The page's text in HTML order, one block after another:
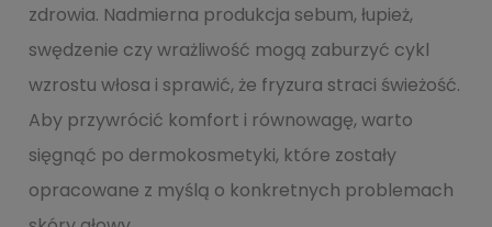
zdrowia. Nadmierna produkcja sebum, łupież,
swędzenie czy wrażliwość mogą zaburzyć cykl
wzrostu włosa i sprawić, że fryzura straci świeżość.
Aby przywrócić komfort i równowagę, warto
sięgnąć po dermokosmetyki, które zostały
opracowane z myślą o konkretnych problemach